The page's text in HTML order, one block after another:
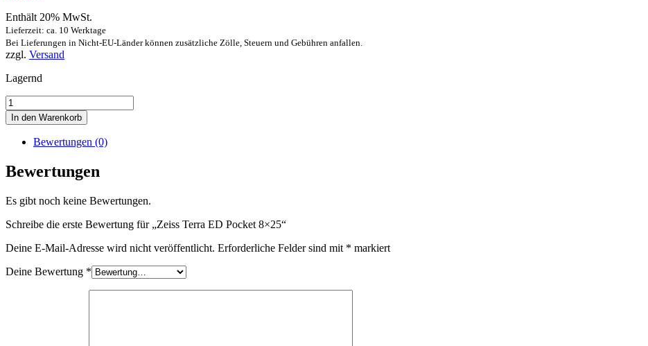
Enthält 20% MwSt.
Lieferzeit: ca. 10 Werktage
Bei Lieferungen in Nicht-EU-Länder können zusätzliche Zölle, Steuern und Gebühren anfallen.
zzgl. Versand
Lagernd
Zeiss
Terra
ED
Pocket
Menge
In den Warenkorb
Bewertungen (0)
Bewertungen
Es gibt noch keine Bewertungen.
Schreibe die erste Bewertung für „Zeiss Terra ED Pocket 8×25“
Deine E-Mail-Adresse wird nicht veröffentlicht. Erforderliche Felder sind mit * markiert
Deine Bewertung *